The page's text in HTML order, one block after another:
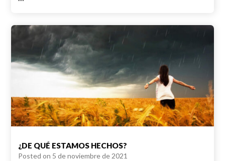
¿DE QUÉ ESTAMOS HECHOS?
Posted on 5 de noviembre de 2021